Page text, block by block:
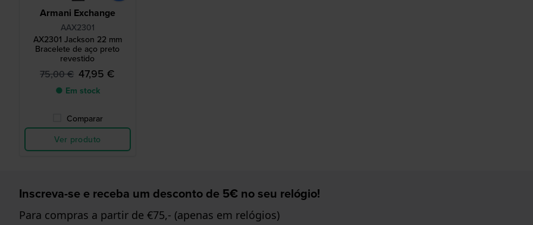
Armani Exchange
AAX2301
AX2301 Jackson 22 mm
Bracelete de aço preto
revestido
75,00 € 47,95 €
● Em stock
Comparar
Ver produto
Inscreva-se e receba um desconto de 5€ no seu relógio!
Para compras a partir de €75,- (apenas em relógios)